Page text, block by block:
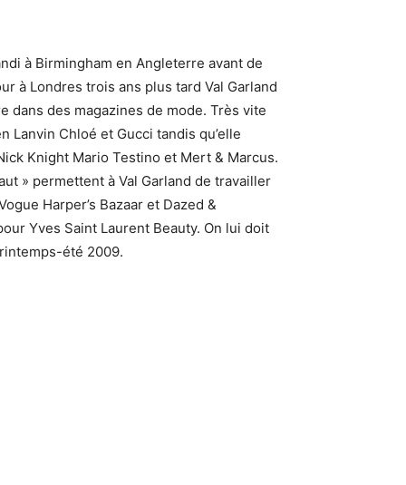
à Birmingham en Angleterre avant de
à Londres trois ans plus tard Val Garland
dans des magazines de mode. Très vite
Lanvin Chloé et Gucci tandis qu’elle
Knight Mario Testino et Mert & Marcus.
» permettent à Val Garland de travailler
Harper’s Bazaar et Dazed &
Yves Saint Laurent Beauty. On lui doit
été 2009.